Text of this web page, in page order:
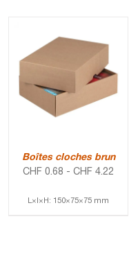
Boîtes cloches brun
CHF 0.68 -CHF 4.22
L×l×H: 150×75×75 mm